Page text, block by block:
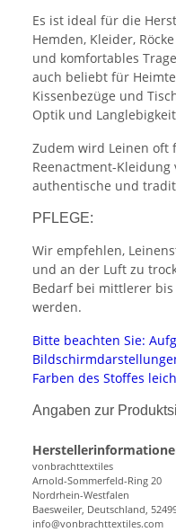
Es ist ideal für die
Hemden, Kleider,
und komfortables
auch beliebt für
Kissenbezüge und
Optik und
Zudem wird Leinen oft
Reenactment-Kleidung
authentische und
PFLEGE:
Wir empfehlen,
und an der Luft zu
Bedarf bei mittlerer
werden.
Bitte beachten Sie:
Farben des Stoffes
Angaben zur
vonbrachttextiles
Arnold-Sommerfeld-Ring 20
Nordrhein-Westfalen
Baesweiler, Deutschland,
info@vonbrachttextiles.com